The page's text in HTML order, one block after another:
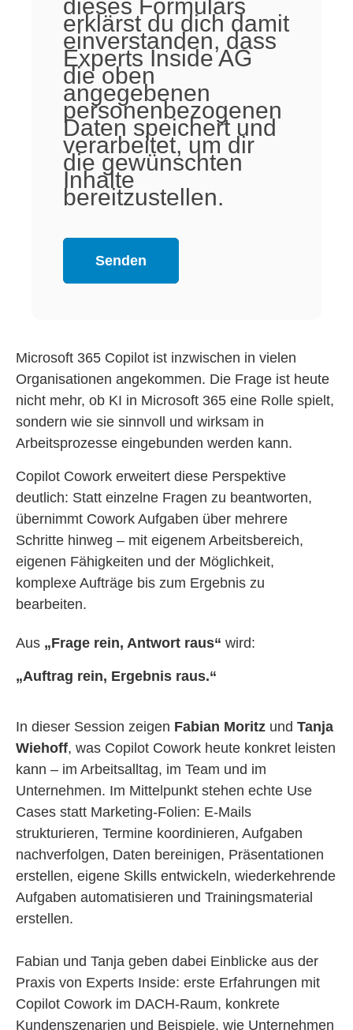
dieses Formulars
erklärst du dich damit
einverstanden, dass
Experts Inside AG
die oben
angegebenen
personenbezogenen
Daten speichert und
verarbeitet, um dir
die gewünschten
Inhalte
bereitzustellen.
Microsoft 365 Copilot ist inzwischen in vielen
Organisationen angekommen. Die Frage ist heute
nicht mehr, ob KI in Microsoft 365 eine Rolle spielt,
sondern wie sie sinnvoll und wirksam in
Arbeitsprozesse eingebunden werden kann.
Copilot Cowork erweitert diese Perspektive
deutlich: Statt einzelne Fragen zu beantworten,
übernimmt Cowork Aufgaben über mehrere
Schritte hinweg – mit eigenem Arbeitsbereich,
eigenen Fähigkeiten und der Möglichkeit,
komplexe Aufträge bis zum Ergebnis zu
bearbeiten.
Aus „Frage rein, Antwort raus“ wird:
„Auftrag rein, Ergebnis raus.“
In dieser Session zeigen Fabian Moritz und Tanja
Wiehoff, was Copilot Cowork heute konkret leisten
kann – im Arbeitsalltag, im Team und im
Unternehmen. Im Mittelpunkt stehen echte Use
Cases statt Marketing-Folien: E-Mails
strukturieren, Termine koordinieren, Aufgaben
nachverfolgen, Daten bereinigen, Präsentationen
erstellen, eigene Skills entwickeln, wiederkehrende
Aufgaben automatisieren und Trainingsmaterial
erstellen.
Fabian und Tanja geben dabei Einblicke aus der
Praxis von Experts Inside: erste Erfahrungen mit
Copilot Cowork im DACH-Raum, konkrete
Kundenszenarien und Beispiele, wie Unternehmen